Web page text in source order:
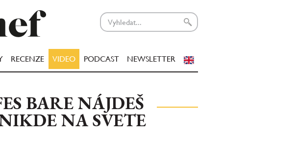
RECENZE VIDEO PODCAST NEWSLETTER
BARE NÁJDEŠ
NA SVETE